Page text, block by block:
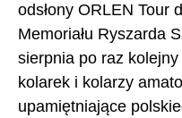
odsłony ORLEN Tour
Memoriału Ryszarda
sierpnia po raz
kolarek i kolarzy
upamiętniające